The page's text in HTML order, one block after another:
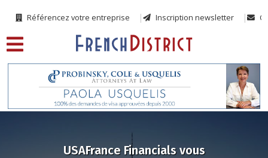
Référencez votre entreprise Inscription newsletter
USAFrance Financials vous